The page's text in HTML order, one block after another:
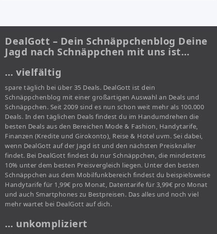
DealGott – Dein Schnäppchenblog Deine
Jagd nach Schnäppchen mit uns ist…
… vielfältig
spare täglich bei über 35 Deals. DealGott ist dein
Schnäppchenblog mit einer großartigen Auswahl an Deals und
Schnäppchen. Seit 2009 sind es nun schon weit mehr als 100.000
Deals. In den täglichen Deals findest du im Handumdrehen die
besten Deals aus den Bereichen Mode & Fashion, Handytarife,
Finanzen (Kredite und Girokonto), Reise & Hotel uvm. Sei dabei,
wenn DealGott auf der Jagd ist und den nächsten Preisknaller
findet. Bei DealGott findest du nur Schnäppchen, die mindestens
10% unter dem besten Preisvergleich liegen. Unter den besten
Schnäppchen aus dem Mobilfunkbereich findest du beispielsweise
Handytarife für 1,99€ pro Monat, Datentarife für 3,99€ pro Monat
und auch Smartphones zu Bestpreisen. Das alles und noch viel
mehr wartet bei DealGott auf dich.
… unkompliziert